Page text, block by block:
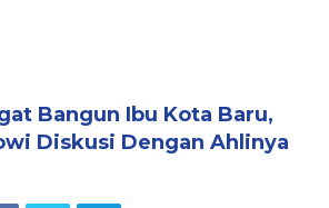
Bangun Ibu Kota Baru,
Diskusi Dengan Ahlinya